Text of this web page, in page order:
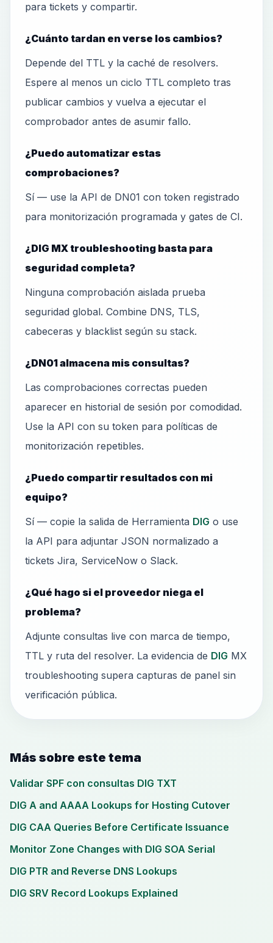
para tickets y compartir.
¿Cuánto tardan en verse los cambios?
Depende del TTL y la caché de resolvers.
Espere al menos un ciclo TTL completo tras
publicar cambios y vuelva a ejecutar el
comprobador antes de asumir fallo.
¿Puedo automatizar estas
comprobaciones?
Sí — use la API de DN01 con token registrado
para monitorización programada y gates de CI.
¿DIG MX troubleshooting basta para
seguridad completa?
Ninguna comprobación aislada prueba
seguridad global. Combine DNS, TLS,
cabeceras y blacklist según su stack.
¿DN01 almacena mis consultas?
Las comprobaciones correctas pueden
aparecer en historial de sesión por comodidad.
Use la API con su token para políticas de
monitorización repetibles.
¿Puedo compartir resultados con mi
equipo?
Sí — copie la salida de Herramienta DIG o use
la API para adjuntar JSON normalizado a
tickets Jira, ServiceNow o Slack.
¿Qué hago si el proveedor niega el
problema?
Adjunte consultas live con marca de tiempo,
TTL y ruta del resolver. La evidencia de DIG MX
troubleshooting supera capturas de panel sin
verificación pública.
Más sobre este tema
Validar SPF con consultas DIG TXT
DIG A and AAAA Lookups for Hosting Cutover
DIG CAA Queries Before Certificate Issuance
Monitor Zone Changes with DIG SOA Serial
DIG PTR and Reverse DNS Lookups
DIG SRV Record Lookups Explained